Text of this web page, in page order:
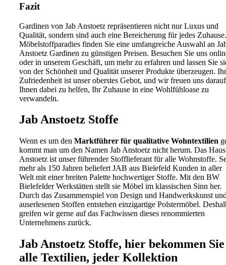
Fazit
Gardinen von Jab Anstoetz repräsentieren nicht nur Luxus und
Qualität, sondern sind auch eine Bereicherung für jedes
Möbelstoffparadies finden Sie eine umfangreiche Auswahl an
Anstoetz Gardinen zu günstigen Preisen. Besuchen Sie uns
oder in unserem Geschäft, um mehr zu erfahren und lassen Sie
von der Schönheit und Qualität unserer Produkte überzeugen.
Zufriedenheit ist unser oberstes Gebot, und wir freuen uns
Ihnen dabei zu helfen, Ihr Zuhause in eine Wohlfühloase zu
verwandeln.
Jab Anstoetz Stoffe
Wenn es um den Marktführer für qualitative Wohntextilien
kommt man um den Namen Jab Anstoetz nicht herum. Das Haus
Anstoetz ist unser führender Stofflieferant für alle Wohnstoffe.
mehr als 150 Jahren beliefert JAB aus Bielefeld Kunden in aller
Welt mit einer breiten Palette hochwertiger Stoffe. Mit den BW
Bielefelder Werkstätten stellt sie Möbel im klassischen Sinn her.
Durch das Zusammenspiel von Design und Handwerkskunst
auserlesenen Stoffen entstehen einzigartige Polstermöbel.
greifen wir gerne auf das Fachwissen dieses renommierten
Unternehmens zurück.
Jab Anstoetz Stoffe, hier bekommen Sie
alle Textilien, jeder Kollektion